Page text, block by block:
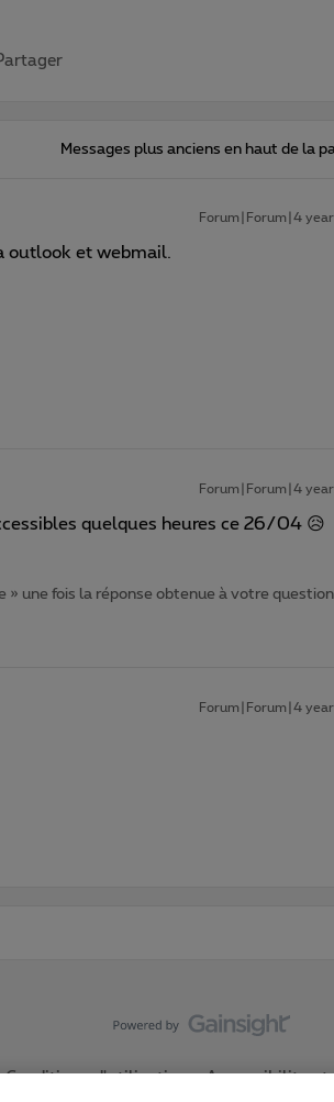
Messages plus anciens en haut de la
Forum|Forum|4
outlook et webmail.
Forum|Forum|4
quelques heures ce 26/04 😥
» une fois la réponse obtenue à votre
Forum|Forum|4
Conditions d'utilisation Accessibility